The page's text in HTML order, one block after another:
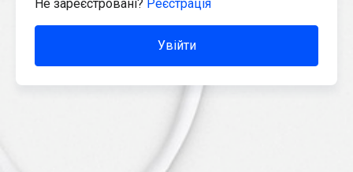
Не зареєстровані? Реєстрація